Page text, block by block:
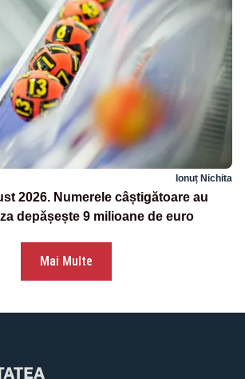
Ionuț Nichita
2026. Numerele câștigătoare au
depășește 9 milioane de euro
Mai Multe